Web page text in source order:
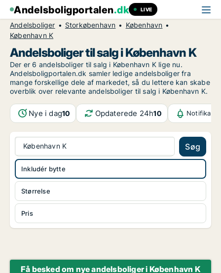
Andelsboligportalen.dk LIVE
Andelsboliger Storkøbenhavn
København
København K
Andelsboliger til salg i København K
Der er 6 andelsboliger til salg i København K lige nu.
Andelsboligportalen.dk samler ledige andelsboliger fra
mange forskellige dele af markedet, så du lettere kan skabe
overblik over relevante andelsboliger til salg i København K.
Nye i dag10 Opdaterede 24h10
København K Søg
Størrelse
Pris
Inkludér bytte
Få besked om nye andelsboliger i København K